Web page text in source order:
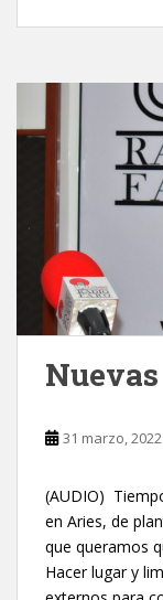
31 marzo, 2022
(AUDIO)
en Aries, de
que queramos
Hacer lugar y